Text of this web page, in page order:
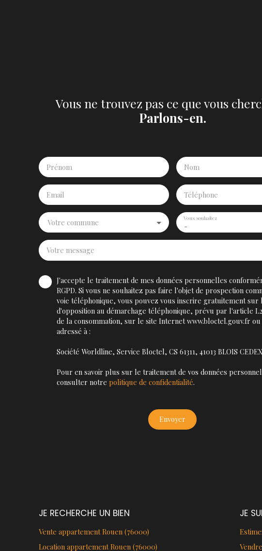
Vous ne trouvez pas ce que vous
Parlons-en.
Prénom Nom
Email Téléphone
Votre commune -
Vous souhaitez
Votre message
J'accepte le traitement de mes données personnelles
RGPD. Si vous ne souhaitez pas faire l'objet de prospection
voie téléphonique, vous pouvez vous inscrire gratuitement sur
d'opposition au démarchage téléphonique, prévu par l'article
de la consommation, sur le site Internet www.bloctel.gouv.fr
adressé à :
Société Worldline, Service Bloctel, CS 61311, 41013 BLOIS
Pour en savoir plus sur le traitement de vos données
consulter notre politique de confidentialité.
Envoyer
JE RECHERCHE UN BIEN
Vente appartement Rouen (76000)
Location appartement Rouen (76000)
JE